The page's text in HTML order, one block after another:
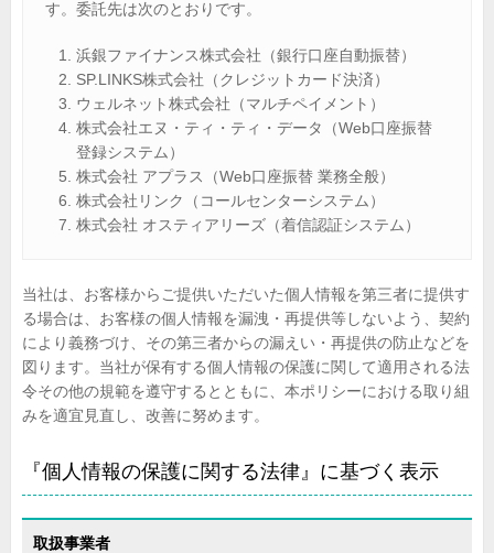
す。委託先は次のとおりです。
浜銀ファイナンス株式会社（銀行口座自動振替）
SP.LINKS株式会社（クレジットカード決済）
ウェルネット株式会社（マルチペイメント）
株式会社エヌ・ティ・ティ・データ（Web口座振替
登録システム）
株式会社 アプラス（Web口座振替 業務全般）
株式会社リンク（コールセンターシステム）
株式会社 オスティアリーズ（着信認証システム）
当社は、お客様からご提供いただいた個人情報を第三者に提供す
る場合は、お客様の個人情報を漏洩・再提供等しないよう、契約
により義務づけ、その第三者からの漏えい・再提供の防止などを
図ります。当社が保有する個人情報の保護に関して適用される法
令その他の規範を遵守するとともに、本ポリシーにおける取り組
みを適宜見直し、改善に努めます。
『個人情報の保護に関する法律』に基づく表示
取扱事業者